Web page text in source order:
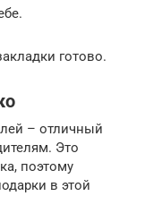
готово.
– отличный
Это
поэтому
в этой